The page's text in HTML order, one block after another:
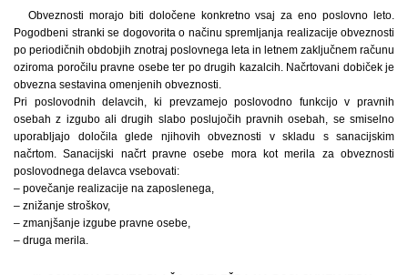
Obveznosti morajo biti določene konkretno vsaj za eno poslovno leto.
Pogodbeni stranki se dogovorita o načinu spremljanja realizacije obveznosti
po periodičnih obdobjih znotraj poslovnega leta in letnem zaključnem računu
oziroma poročilu pravne osebe ter po drugih kazalcih. Načrtovani dobiček je
obvezna sestavina omenjenih obveznosti.
Pri poslovodnih delavcih, ki prevzamejo poslovodno funkcijo v pravnih
osebah z izgubo ali drugih slabo poslujočih pravnih osebah, se smiselno
uporabljajo določila glede njihovih obveznosti v skladu s sanacijskim
načrtom. Sanacijski načrt pravne osebe mora kot merila za obveznosti
poslovodnega delavca vsebovati:
– povečanje realizacije na zaposlenega,
– znižanje stroškov,
– zmanjšanje izgube pravne osebe,
– druga merila.